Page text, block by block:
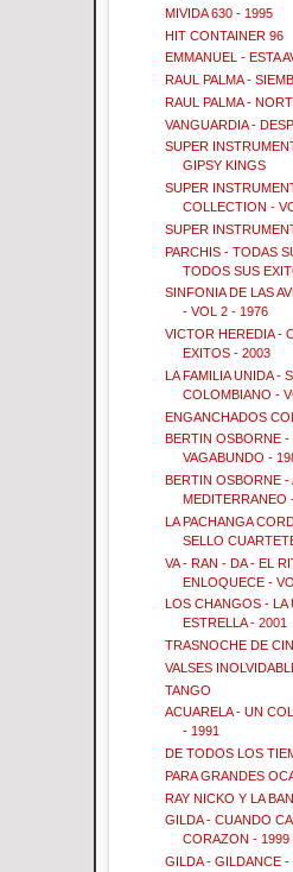
MIVIDA 630 - 1995
HIT CONTAINER 96
EMMANUEL - ESTA
RAUL PALMA -
RAUL PALMA -
VANGUARDIA -
SUPER
GIPSY KINGS
SUPER
COLLECTION -
SUPER
PARCHIS - TODAS
TODOS SUS
SINFONIA DE LAS
- VOL 2 - 1976
VICTOR HEREDIA -
EXITOS - 2003
LA FAMILIA UNIDA -
COLOMBIANO -
ENGANCHADOS
BERTIN OSBORNE
VAGABUNDO -
BERTIN OSBORNE -
MEDITERRANEO
LA PACHANGA
SELLO
VA - RAN - DA - EL
ENLOQUECE -
LOS CHANGOS - LA
ESTRELLA - 2001
TRASNOCHE DE
VALSES
TANGO
ACUARELA - UN
- 1991
DE TODOS LOS
PARA GRANDES
RAY NICKO Y LA
GILDA - CUANDO
CORAZON - 1999
GILDA - GILDANCE -